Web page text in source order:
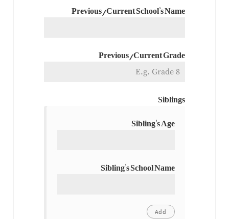
Previous/Current School's Name
Previous/Current Grade
Siblings
Sibling's Age
Sibling's School Name